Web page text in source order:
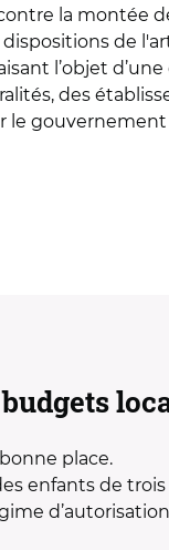
la montée
de
l’objet
des
le
place.
enfants de trois